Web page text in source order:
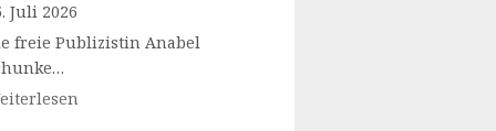
Juli 2026
freie Publizistin Anabel